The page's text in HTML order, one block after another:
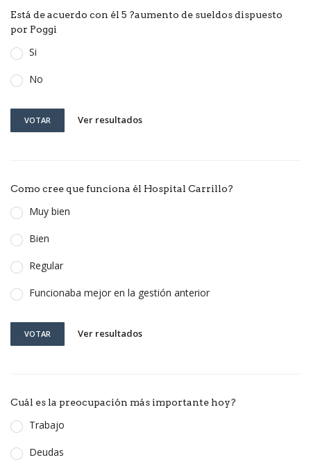
Está de acuerdo con él 5 ?aumento de sueldos dispuesto
por Poggi
Si
No
VOTAR Ver resultados
Como cree que funciona él Hospital Carrillo?
Muy bien
Bien
Regular
Funcionaba mejor en la gestión anterior
VOTAR Ver resultados
Cuál es la preocupación más importante hoy?
Trabajo
Deudas